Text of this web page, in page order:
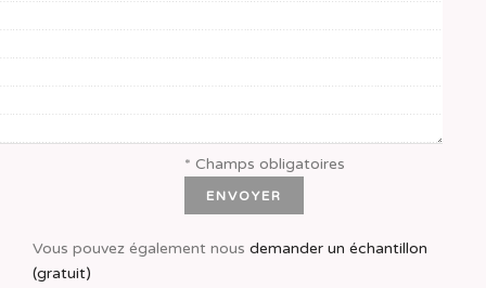
* Champs obligatoires
Vous pouvez également nous demander un échantillon
(gratuit)